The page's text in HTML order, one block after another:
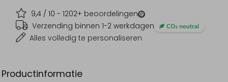
9,4 / 10 - 1202+ beoordelingen
Verzending binnen 1-2 werkdagen
Alles volledig te personaliseren
Productinformatie